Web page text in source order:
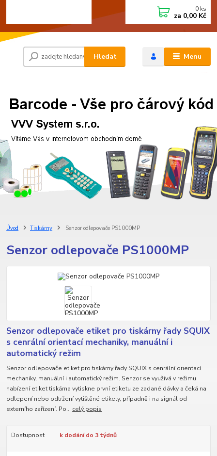
Menu
Hledat
0 ks
za 0,00 Kč
Úvod Tiskárny Senzor odlepovače PS1000MP
Senzor odlepovače PS1000MP
Senzor odlepovače etiket pro tiskárny řady SQUIX
s cenrální orientací mechaniky, manuální i
automatický režim
Senzor odlepovače etiket pro tiskárny řady SQUIX s cenrální orientací
mechaniky, manuální i automatický režim. Senzor se využívá v režimu
nabízení etiket tiskárna vytiskne první etiketu ze zadané dávky a čeká na
odlepení nebo odtržení vytištěné etikety, případně i na signál od
externího zařízení. Po... celý popis
Dostupnost k dodání do 3 týdnů